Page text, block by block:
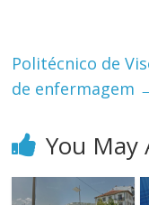
Politécnico de
de enfermagem
You May